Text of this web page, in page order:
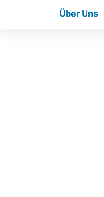
Über Uns